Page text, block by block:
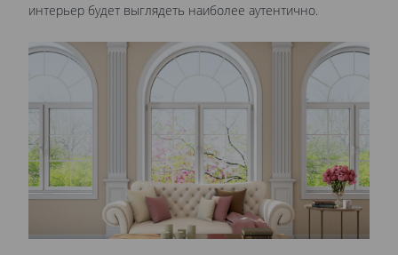
интерьер будет выглядеть наиболее аутентично.